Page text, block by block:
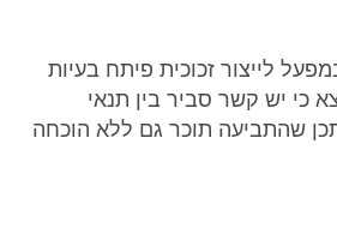
לייצור זכוכית פיתח בעיות
כי יש קשר סביר בין תנאי
שהתביעה תוכר גם ללא הוכחה